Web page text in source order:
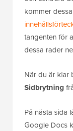
kommer
tangenten för
dessa rader
När du är klar
Sidbrytning
På nästa sida
Google Docs